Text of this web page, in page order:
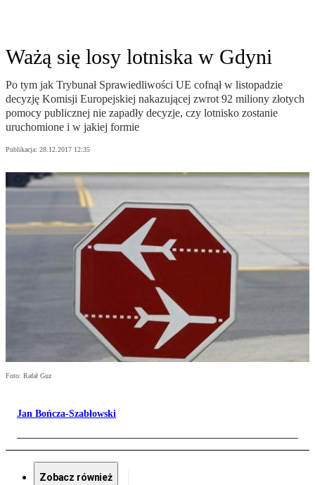
Ważą się losy lotniska w Gdyni
Po tym jak Trybunał Sprawiedliwości UE cofnął w listopadzie
decyzję Komisji Europejskiej nakazującej zwrot 92 miliony złotych
pomocy publicznej nie zapadły decyzje, czy lotnisko zostanie
uruchomione i w jakiej formie
Publikacja: 28.12.2017 12:35
Foto: Rafał Guz
Jan Bończa-Szabłowski
Zobacz również